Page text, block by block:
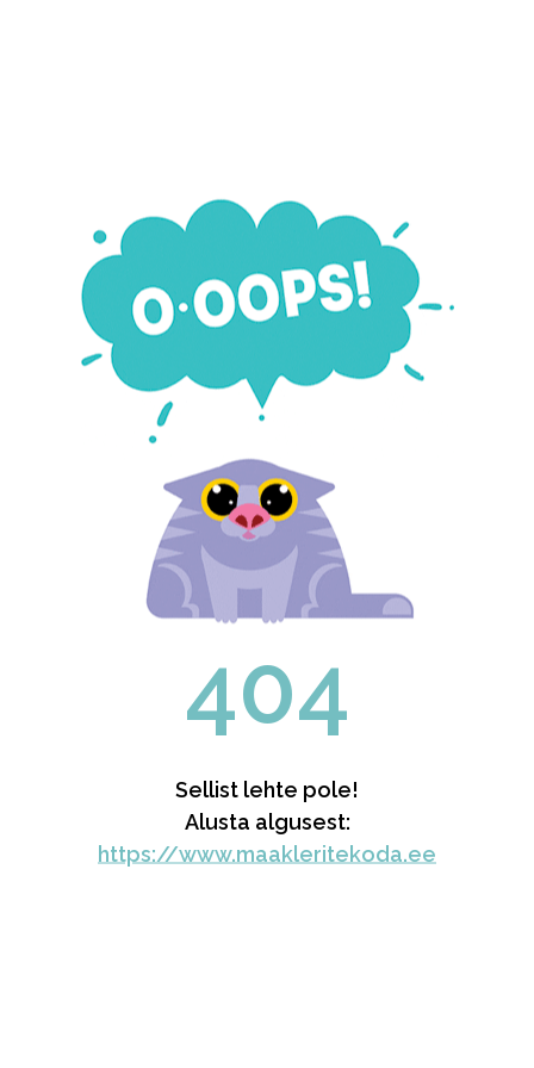
404
Sellist lehte pole!
Alusta algusest:
https://www.maakleritekoda.ee